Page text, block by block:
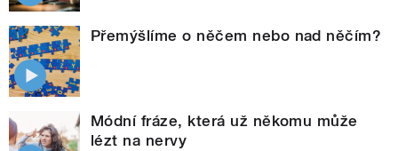
Přemýšlíme o něčem nebo nad něčím?
Módní fráze, která už někomu může
lézt na nervy